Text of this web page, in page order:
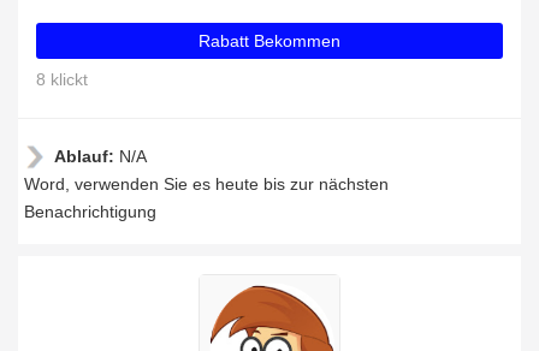
Rabatt Bekommen
8 klickt
Ablauf: N/A
Word, verwenden Sie es heute bis zur nächsten
Benachrichtigung